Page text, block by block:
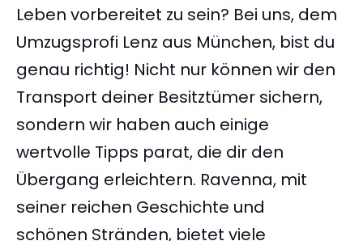
Leben vorbereitet zu sein? Bei uns, dem
Umzugsprofi Lenz aus München, bist du
genau richtig! Nicht nur können wir den
Transport deiner Besitztümer sichern,
sondern wir haben auch einige
wertvolle Tipps parat, die dir den
Übergang erleichtern. Ravenna, mit
seiner reichen Geschichte und
schönen Stränden, bietet viele